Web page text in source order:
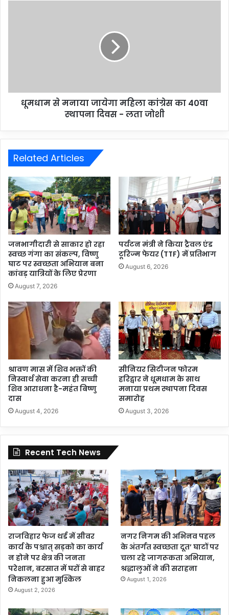
धूमधाम से मनाया जायेगा महिला कांग्रेस का 40वा
स्थापना दिवस - लता जोशी
Related Articles
जनभागीदारी से साकार हो रहा
स्वच्छ गंगा का संकल्प, विष्णु
घाट पर स्वच्छता अभियान बना
कांवड़ यात्रियों के लिए प्रेरणा
August 7, 2026
पर्यटन मंत्री ने किया ट्रैवल एंड
टूरिज्म फेयर (TTF) में प्रतिभाग
August 6, 2026
श्रावण मास में शिव भक्तों की
निस्वार्थ सेवा करना ही सच्ची
शिव आराधना है-महंत बिष्णु
दास
August 4, 2026
सीनियर सिटीजन फोरम
हरिद्वार ने धूमधाम के साथ
मनाया प्रथम स्थापना दिवस
समारोह
August 3, 2026
Recent Tech News
राजविहार फेज थर्ड में सीवर
कार्य के पश्चात् सड़को का कार्य
न होने पर क्षेत्र की जनता
परेशान, बरसात में घरों से बाहर
निकलना हुआ मुश्किल
August 2, 2026
नगर निगम की अभिनव पहल
के अंतर्गत स्वच्छता दूत’ घाटों पर
चला रहे जागरूकता अभियान,
श्रद्धालुओं ने की सराहना
August 1, 2026